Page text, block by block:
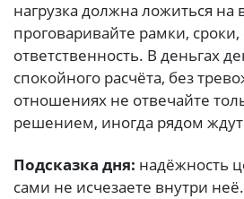
нагрузка должна ложиться на
проговаривайте рамки,
ответственность. В деньгах
спокойного расчёта, без
отношениях не отвечайте
решением, иногда рядом
Подсказка дня: надёжность
сами не исчезаете внутри неё.